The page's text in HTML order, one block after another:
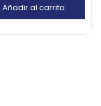
Añadir al carrito